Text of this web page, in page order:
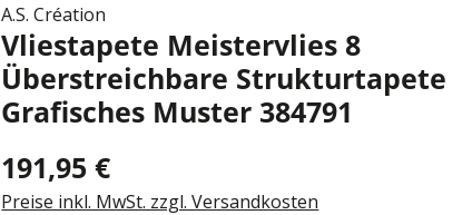
A.S. Création
Vliestapete Meistervlies 8
Überstreichbare Strukturtapete
Grafisches Muster 384791
191,95 €
Preise inkl. MwSt. zzgl. Versandkosten